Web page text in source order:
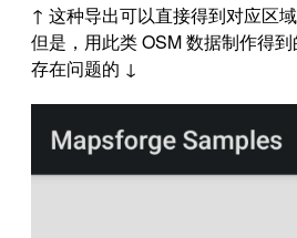
↑ 这种导出可以直接得到对应区
但是，用此类 OSM 数据制作得
存在问题的 ↓